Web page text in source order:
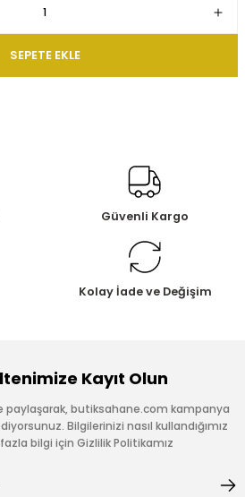
SEPETE EKLE
Güvenli Kargo
Kolay İade ve Değişim
Kayıt Olun
paylaşarak, butiksahane.com kampanya
Bilgilerinizi nasıl kullandığımız
bilgi için Gizlilik Politikamız